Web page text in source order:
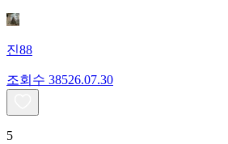
진88
조회수 38526.07.30
5